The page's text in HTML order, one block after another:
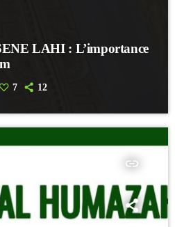
LAHI : L’importance
7 12
insert_link